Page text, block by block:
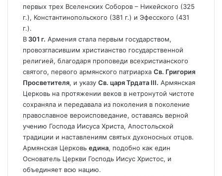
первых трех Вселенских Соборов – Никейского (325
г.), Константинопольского (381 г.) и Эфесского (431
г.).
В 301 г. Армения стала первым государством,
провозгласившим христианство государственной
религией, благодаря проповеди всехристианского
святого, первого армянского патриарха Св. Григория
Просветителя, и указу Св. царя Трдата III. Армянская
Церковь на протяжении веков в нетронутой чистоте
сохраняла и передавала из поколения в поколение
православное вероисповедание, оставаясь верной
учению Господа Иисуса Христа, Апостольской
традиции и наставлениям святых духоносных отцов.
Армянская Церковь едина, подобно как един
Основатель Церкви Господь Иисус Христос, и
объединяет всю нацию.